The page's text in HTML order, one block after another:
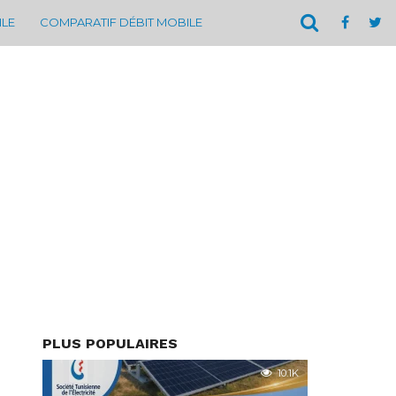
COMPARATIF DÉBIT MOBILE
PLUS POPULAIRES
10.1K